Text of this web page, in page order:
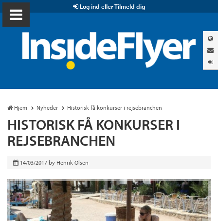
Log ind eller Tilmeld dig
Hjem Nyheder Historisk få konkurser i rejsebranchen
HISTORISK FÅ KONKURSER I
REJSEBRANCHEN
14/03/2017 by Henrik Olsen